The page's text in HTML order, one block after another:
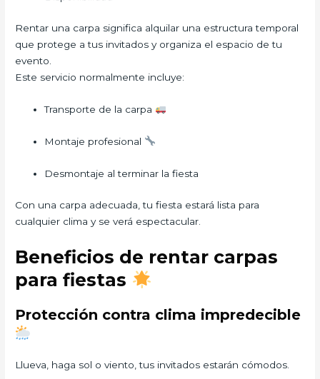
Rentar una carpa significa alquilar una estructura temporal
que protege a tus invitados y organiza el espacio de tu
evento.
Este servicio normalmente incluye:
Transporte de la carpa
Montaje profesional
Desmontaje al terminar la fiesta
Con una carpa adecuada, tu fiesta estará lista para
cualquier clima y se verá espectacular.
Beneficios de rentar carpas
para fiestas
Protección contra clima impredecible
Llueva, haga sol o viento, tus invitados estarán cómodos.